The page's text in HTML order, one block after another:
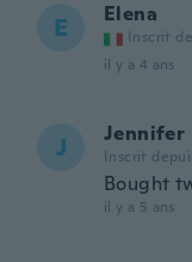
E Elena
Inscrit
il y a 4 ans
J Jennifer
Inscrit
Bought
il y a 5 ans